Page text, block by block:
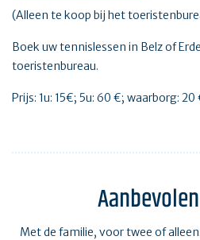
(Alleen te koop bij het
Boek uw tennislessen in Belz of
toeristenbureau.
Prijs: 1u: 15€; 5u: 60 €; waarborg:
Met de familie, voor twee of